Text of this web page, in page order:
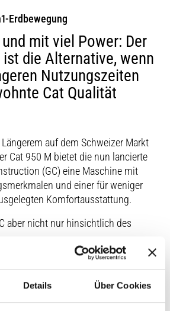
Details Über Cookies
Erdbewegung
mit viel Power: Der
die Alternative, wenn
Nutzungszeiten
Cat Qualität
auf dem Schweizer Markt
Cat 950 M bietet die nun lancierte
(GC) eine Maschine mit
und einer für weniger
Komfortausstattung.
aber nicht nur hinsichtlich des
Cat Fertigungsqualität,
Service müssen Nutzer ebenso
auf optional wählbare Features wie